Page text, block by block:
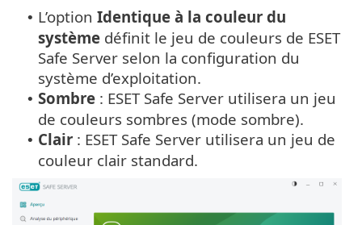
• L’option Identique à la couleur du
système définit le jeu de couleurs de ESET
Safe Server selon la configuration du
système d’exploitation.
• Sombre : ESET Safe Server utilisera un jeu
de couleurs sombres (mode sombre).
• Clair : ESET Safe Server utilisera un jeu de
couleur clair standard.